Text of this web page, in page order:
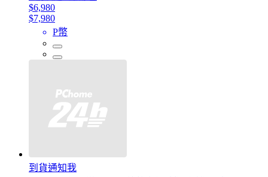
$6,980
$7,980
P幣
到貨通知我